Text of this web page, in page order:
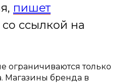
пишет
ссылкой на
ограничиваются только
Магазины бренда в